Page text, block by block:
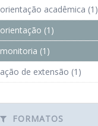
orientação acadêmica (1)
orientação (1)
monitoria (1)
ação de extensão (1)
FORMATOS